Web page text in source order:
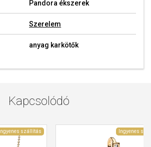
Pandora ékszerek
Szerelem
anyag karkötők
Kapcsolódó
Ingyenes szállítás Ingyenes